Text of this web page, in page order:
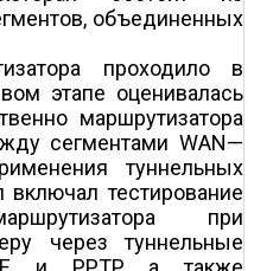
объединенных
проходило в
этапе оценивалась
маршрутизатора
сегментами WAN—
туннельных
тестирование
при
через туннельные